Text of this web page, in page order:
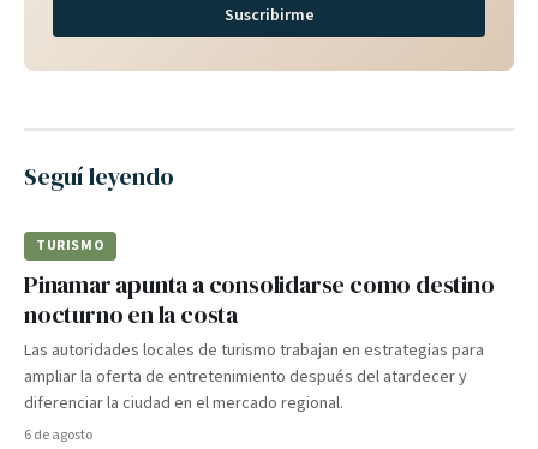
Suscribirme
Seguí leyendo
TURISMO
Pinamar apunta a consolidarse como destino
nocturno en la costa
Las autoridades locales de turismo trabajan en estrategias para
ampliar la oferta de entretenimiento después del atardecer y
diferenciar la ciudad en el mercado regional.
6 de agosto